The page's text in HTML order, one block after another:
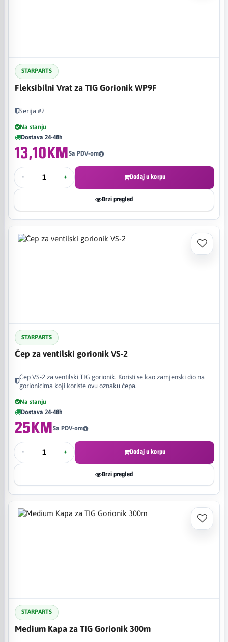
STARPARTS
Fleksibilni Vrat za TIG Gorionik WP9F
Serija #2
Na stanju
Dostava 24-48h
13,10KMSa PDV-om
- + Dodaj u korpu
Brzi pregled
STARPARTS
Čep za ventilski gorionik VS-2
Čep VS-2 za ventilski TIG gorionik. Koristi se kao zamjenski dio na
gorionicima koji koriste ovu oznaku čepa.
Na stanju
Dostava 24-48h
25KMSa PDV-om
- + Dodaj u korpu
Brzi pregled
STARPARTS
Medium Kapa za TIG Gorionik 300m